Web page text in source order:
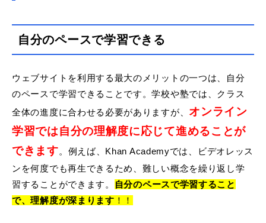
自分のペースで学習できる
ウェブサイトを利用する最大のメリットの一つは、自分
のペースで学習できることです。学校や塾では、クラス
全体の進度に合わせる必要がありますが、 オンライン
学習では自分の理解度に応じて進めることが
できます。例えば、Khan Academyでは、ビデオレッス
ンを何度でも再生できるため、難しい概念を繰り返し学
習することができます。
自分のペースで学習すること
で、理解度が深まります ！！